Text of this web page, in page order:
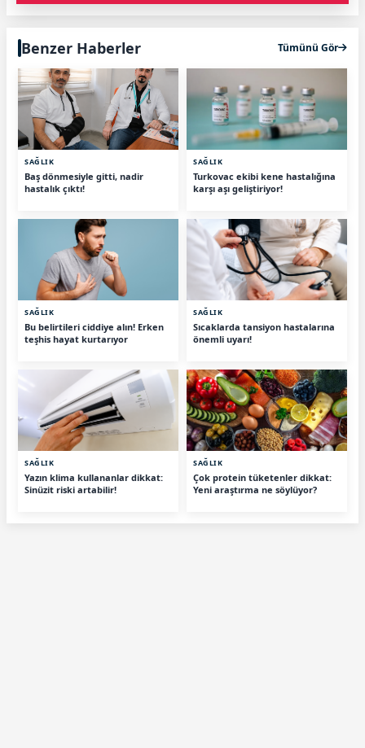
Benzer Haberler Tümünü Gör
SAĞLIK
Baş dönmesiyle gitti, nadir
hastalık çıktı!
SAĞLIK
Turkovac ekibi kene hastalığına
karşı aşı geliştiriyor!
SAĞLIK
Bu belirtileri ciddiye alın! Erken
teşhis hayat kurtarıyor
SAĞLIK
Sıcaklarda tansiyon hastalarına
önemli uyarı!
SAĞLIK
Yazın klima kullananlar dikkat:
Sinüzit riski artabilir!
SAĞLIK
Çok protein tüketenler dikkat:
Yeni araştırma ne söylüyor?